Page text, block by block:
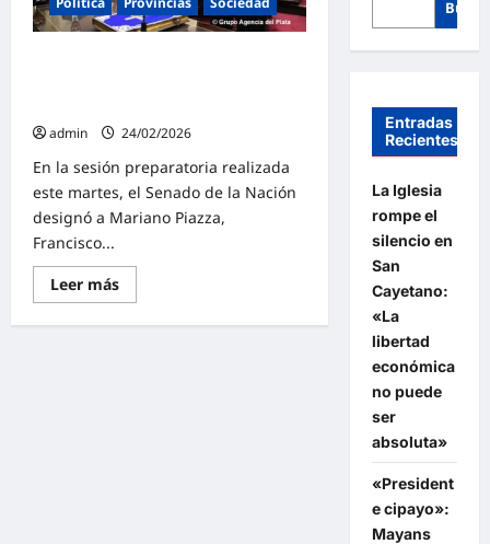
admin
24/02/2026
En la sesión preparatoria realizada
este martes, el Senado de la Nación
designó a Mariano Piazza,
Francisco...
Leer másLee
más
Francisco
Entradas
Recientes
La Iglesia
rompe el
silencio en
San
Cayetano:
«La
libertad
económica
no puede
ser
absoluta»
«President
e cipayo»:
Mayans